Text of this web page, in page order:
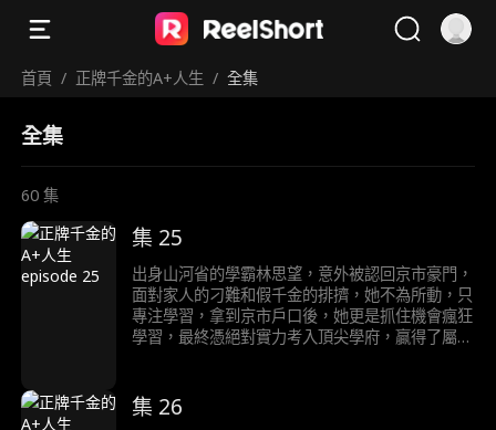
首頁 / 正牌千金的A+人生 / 全集
全集
60 集
集 25
出身山河省的學霸林思望，意外被認回京市豪門，
面對家人的刁難和假千金的排擠，她不為所動，只
專注學習，拿到京市戶口後，她更是抓住機會瘋狂
學習，最終憑絕對實力考入頂尖學府，贏得了屬於
集 26